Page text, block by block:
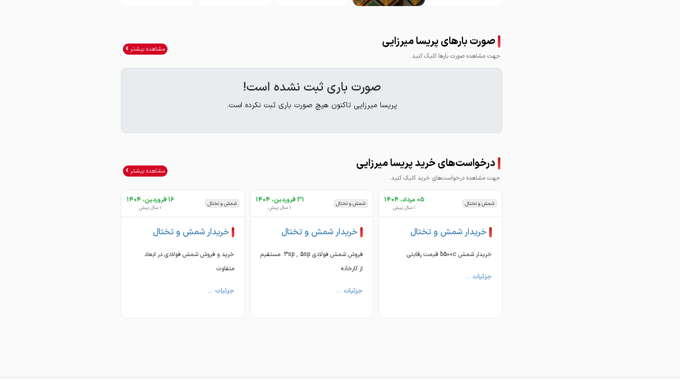
صورت بارهای پریسا میرزایی
جهت مشاهده صورت بارها کلیک کنید.
مشاهده بیشتر
صورت باری ثبت نشده است!
پریسا میرزایی تاکنون هیچ صورت باری ثبت نکرده است.
درخواست‌های خرید پریسا میرزایی
جهت مشاهده درخواست‌های خرید کلیک کنید.
مشاهده بیشتر
شمش و تختال 05 مرداد، 1404
1 سال پیش
خریدار شمش و تختال
خریدار شمش b500c قیمت رقابتی
جزئیات ...
شمش و تختال 31 فروردین، 1404
1 سال پیش
خریدار شمش و تختال
فروش شمش فولادی 3sp , 5sp. مستقیم
از کارخانه
جزئیات ...
شمش و تختال 16 فروردین، 1404
1 سال پیش
خریدار شمش و تختال
خرید و فروش شمش فولادی در ابعاد
متفاوت
جزئیات ...